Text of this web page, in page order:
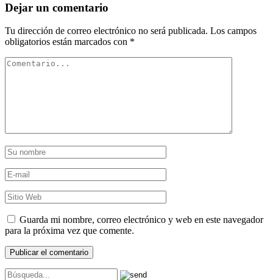
Dejar un comentario
Tu dirección de correo electrónico no será publicada. Los campos
obligatorios están marcados con *
Guarda mi nombre, correo electrónico y web en este navegador
para la próxima vez que comente.